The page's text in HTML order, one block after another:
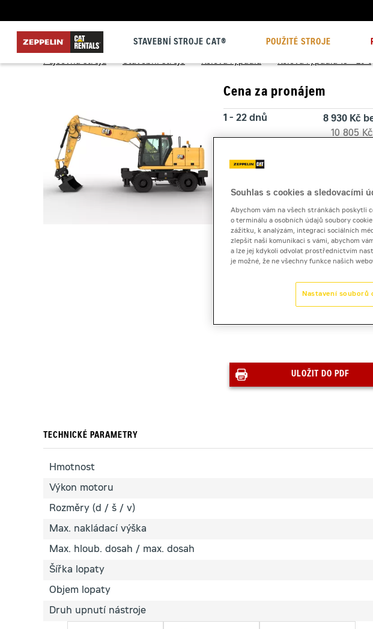
STAVEBNÍ STROJE CAT® POUŽITÉ STROJE
Půjčovna strojů > Stavební stroje > Kolová rýpadla > Kolová rýpadla 13 - 20 t
Cena za pronájem
1 - 22 dnů
8 930 Kč
10 805
Kauce 40
ULOŽIT DO PDF
TECHNICKÉ PARAMETRY
Hmotnost
Výkon motoru
Rozměry (d / š / v)
Max. nakládací výška
Max. hloub. dosah / max. dosah
Šířka lopaty
Objem lopaty
Druh upnutí nástroje
Souhlas s cookies a sledovacími
Abychom vám na všech stránkách poskytli
o terminálu a osobních údajů soubory
zážitku, k analýzám, integraci sociálních
zlepšit naši komunikaci s vámi, abychom
a lze jej kdykoli odvolat prostřednictvím
je možné, že ne všechny funkce našich
Nastavení souborů